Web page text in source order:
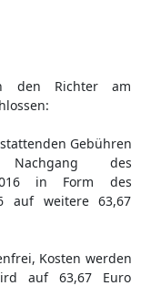
den Richter am
Gebühren
des
in Form des
auf weitere 63,67
Kosten werden
auf 63,67 Euro